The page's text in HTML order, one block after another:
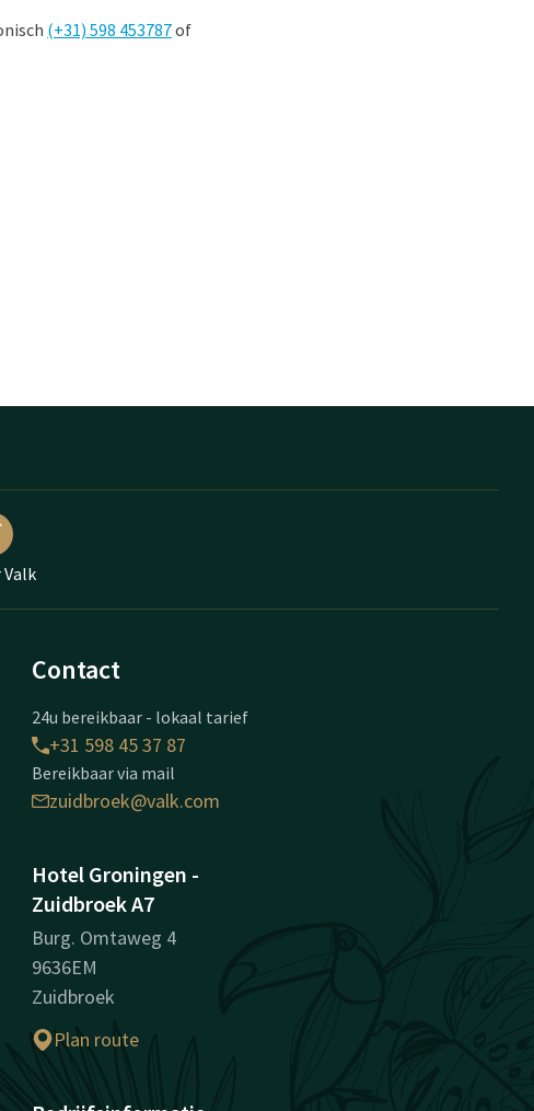
(+31) 598 453787of
Valk
Contact
24u bereikbaar - lokaal tarief
+31 598 45 37 87
Bereikbaar via mail
zuidbroek@valk.com
Hotel Groningen -
Zuidbroek A7
Burg. Omtaweg 4
9636EM
Zuidbroek
Plan route